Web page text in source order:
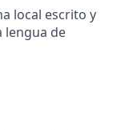
local escrito y
lengua de